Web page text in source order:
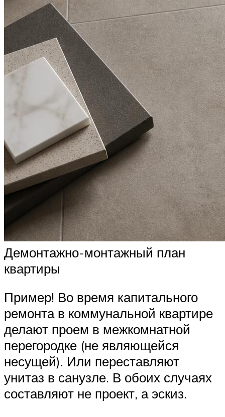
Демонтажно-монтажный план
квартиры
Пример! Во время капитального
ремонта в коммунальной квартире
делают проем в межкомнатной
перегородке (не являющейся
несущей). Или переставляют
унитаз в санузле. В обоих случаях
составляют не проект, а эскиз.